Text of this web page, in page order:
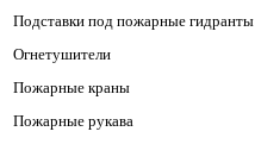
Подставки под пожарные гидранты
Огнетушители
Пожарные краны
Пожарные рукава